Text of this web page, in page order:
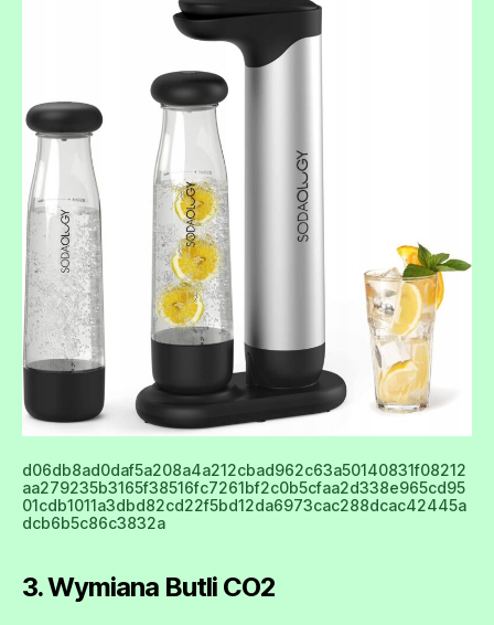
d06db8ad0daf5a208a4a212cbad962c63a50140831f08212
aa279235b3165f38516fc7261bf2c0b5cfaa2d338e965cd95
01cdb1011a3dbd82cd22f5bd12da6973cac288dcac42445a
dcb6b5c86c3832a
3. Wymiana Butli CO2